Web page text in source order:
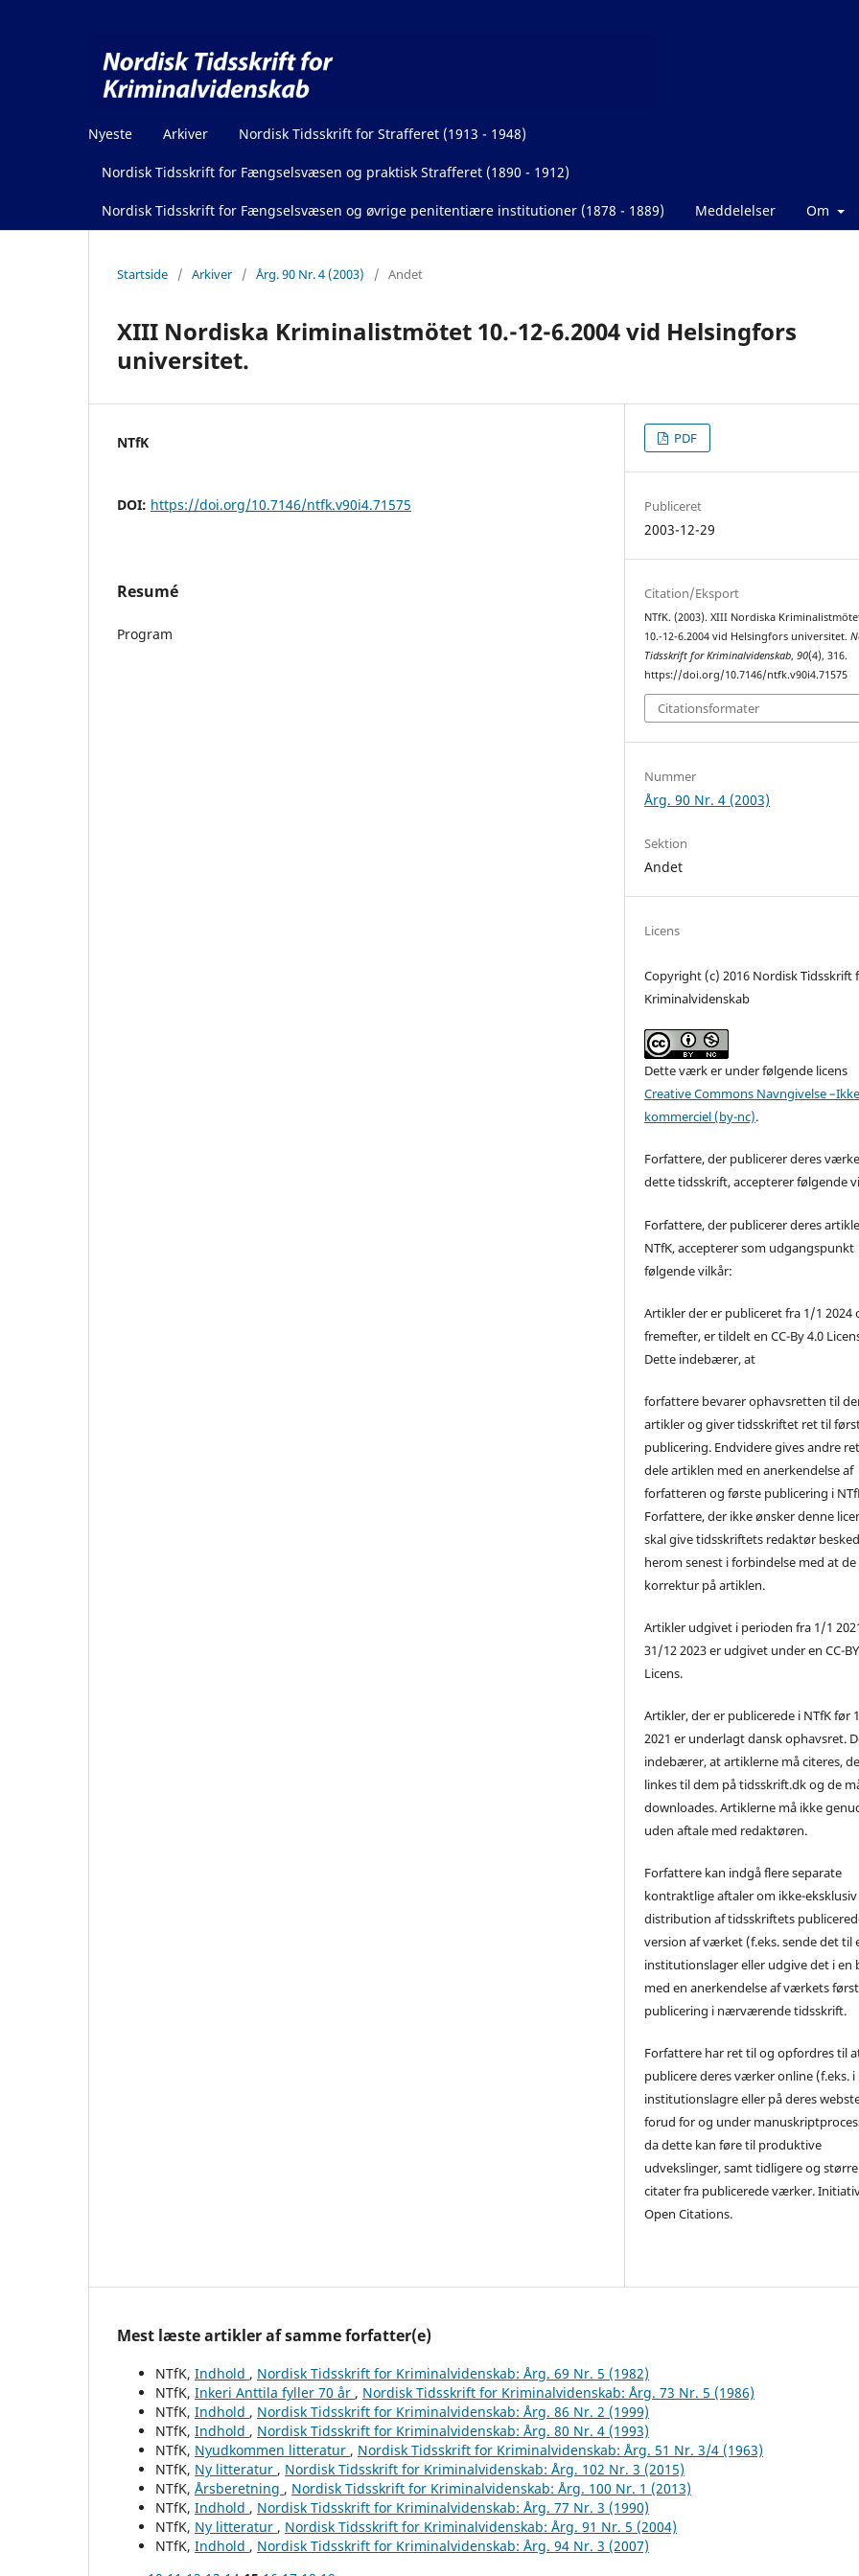
Nyeste Arkiver Nordisk Tidsskrift for Strafferet (1913 - 1948)
Nordisk Tidsskrift for Fængselsvæsen og praktisk Strafferet (1890 - 1912)
Nordisk Tidsskrift for Fængselsvæsen og øvrige penitentiære institutioner (1878 - 1889) Meddelelser Om
Startside / Arkiver / Årg. 90 Nr. 4 (2003) / Andet
XIII Nordiska Kriminalistmötet 10.-12-6.2004 vid Helsingfors
universitet.
NTfK
DOI: https://doi.org/10.7146/ntfk.v90i4.71575
Resumé
Program
PDF
Publiceret
2003-12-29
Citation/Eksport
NTfK. (2003). XIII Nordiska
10.-12-6.2004 vid Helsingfors universitet.
Tidsskrift for Kriminalvidenskab,90(4), 316.
https://doi.org/10.7146/ntfk.v90i4.71575
Citationsformater
Nummer
Årg. 90 Nr. 4 (2003)
Sektion
Andet
Licens
Copyright (c) 2016 Nordisk Tidsskrift
Kriminalvidenskab
Dette værk er under følgende licens
Creative Commons Navngivelse
kommerciel (by-nc).
Forfattere, der publicerer deres
dette tidsskrift, accepterer følgende
Forfattere, der publicerer deres
NTfK, accepterer som udgangspunkt
følgende vilkår:
Artikler der er publiceret fra 1/1 2024
fremefter, er tildelt en CC-By 4.0
Dette indebærer, at
forfattere bevarer ophavsretten til
artikler og giver tidsskriftet ret til
publicering. Endvidere gives andre
dele artiklen med en anerkendelse af
forfatteren og første publicering i
Forfattere, der ikke ønsker denne
skal give tidsskriftets redaktør besked
herom senest i forbindelse med at
korrektur på artiklen.
Artikler udgivet i perioden fra 1/1
31/12 2023 er udgivet under en CC-
Licens.
Artikler, der er publicerede i NTfK før
2021 er underlagt dansk ophavsret.
indebærer, at artiklerne må citeres,
linkes til dem på tidsskrift.dk og de
downloades. Artiklerne må ikke
uden aftale med redaktøren.
Forfattere kan indgå flere separate
kontraktlige aftaler om ikke-eksklusiv
distribution af tidsskriftets
version af værket (f.eks. sende det til
institutionslager eller udgive det i en
med en anerkendelse af værkets
publicering i nærværende tidsskrift.
Forfattere har ret til og opfordres til
publicere deres værker online (f.eks. i
institutionslagre eller på deres
forud for og under
da dette kan føre til produktive
udvekslinger, samt tidligere og større
citater fra publicerede værker.
Open Citations.
Mest læste artikler af samme forfatter(e)
NTfK, Indhold , Nordisk Tidsskrift for Kriminalvidenskab: Årg. 69 Nr. 5 (1982)
NTfK, Inkeri Anttila fyller 70 år , Nordisk Tidsskrift for Kriminalvidenskab: Årg. 73 Nr. 5 (1986)
NTfK, Indhold , Nordisk Tidsskrift for Kriminalvidenskab: Årg. 86 Nr. 2 (1999)
NTfK, Indhold , Nordisk Tidsskrift for Kriminalvidenskab: Årg. 80 Nr. 4 (1993)
NTfK, Nyudkommen litteratur , Nordisk Tidsskrift for Kriminalvidenskab: Årg. 51 Nr. 3/4 (1963)
NTfK, Ny litteratur , Nordisk Tidsskrift for Kriminalvidenskab: Årg. 102 Nr. 3 (2015)
NTfK, Årsberetning , Nordisk Tidsskrift for Kriminalvidenskab: Årg. 100 Nr. 1 (2013)
NTfK, Indhold , Nordisk Tidsskrift for Kriminalvidenskab: Årg. 77 Nr. 3 (1990)
NTfK, Ny litteratur , Nordisk Tidsskrift for Kriminalvidenskab: Årg. 91 Nr. 5 (2004)
NTfK, Indhold , Nordisk Tidsskrift for Kriminalvidenskab: Årg. 94 Nr. 3 (2007)